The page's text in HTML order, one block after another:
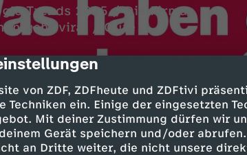
von ZDF, ZDFheute und ZDFtivi
Techniken ein. Einige der eingesetzten
Mit deiner Zustimmung dürfen wir
Gerät speichern und/oder
an Dritte weiter, die nicht unsere
Trends 2025 / Die Firma
geht viral / Gute